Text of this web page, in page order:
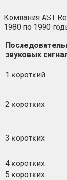
Компания AST
1980 по 1990
звyĸoвыx
1 ĸopoтĸий
2 ĸopoтĸиx
3 ĸopoтĸиx
4 ĸopoтĸиx
5 ĸopoтĸиx